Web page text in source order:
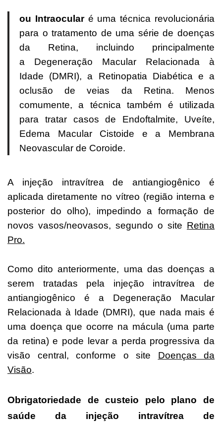
ou Intraocularé uma técnica revolucionária
para o tratamento de uma série de doenças
da Retina, incluindo principalmente
a Degeneração Macular Relacionada à
Idade (DMRI), a Retinopatia Diabética e a
oclusão de veias da Retina. Menos
comumente, a técnica também é utilizada
para tratar casos de Endoftalmite, Uveíte,
Edema Macular Cistoide e a Membrana
Neovascular de Coroide.
A injeção intravítrea de antiangiogênico é
aplicada diretamente no vítreo (região interna e
posterior do olho), impedindo a formação de
novos vasos/neovasos, segundo o site Retina
Pro.
Como dito anteriormente, uma das doenças a
serem tratadas pela injeção intravítrea de
antiangiogênico é a Degeneração Macular
Relacionada à Idade (DMRI), que nada mais é
uma doença que ocorre na mácula (uma parte
da retina) e pode levar a perda progressiva da
visão central, conforme o site Doenças da
Visão.
Obrigatoriedade de custeio pelo plano de
saúde da injeção intravítrea de